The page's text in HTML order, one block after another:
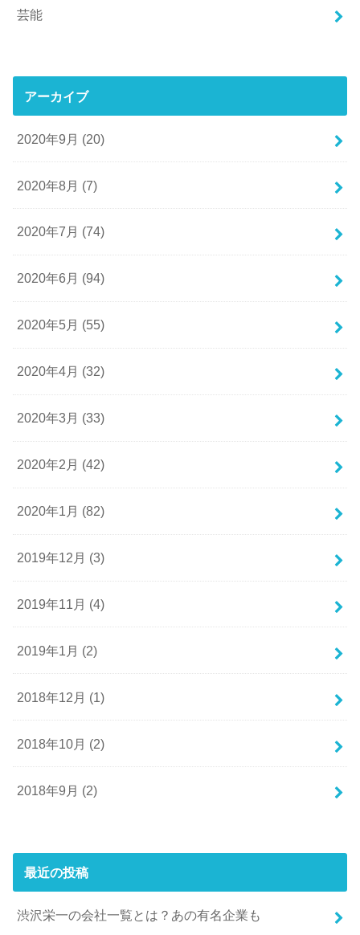
芸能
アーカイブ
2020年9月 (20)
2020年8月 (7)
2020年7月 (74)
2020年6月 (94)
2020年5月 (55)
2020年4月 (32)
2020年3月 (33)
2020年2月 (42)
2020年1月 (82)
2019年12月 (3)
2019年11月 (4)
2019年1月 (2)
2018年12月 (1)
2018年10月 (2)
2018年9月 (2)
最近の投稿
渋沢栄一の会社一覧とは？あの有名企業も